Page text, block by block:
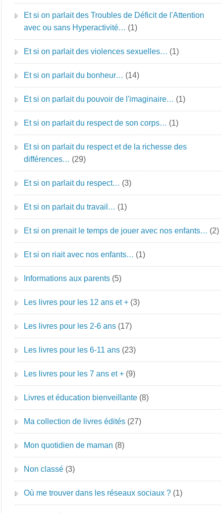
Et si on parlait des Troubles de Déficit de l'Attention
avec ou sans Hyperactivité… (1)
Et si on parlait des violences sexuelles… (1)
Et si on parlait du bonheur… (14)
Et si on parlait du pouvoir de l'imaginaire… (1)
Et si on parlait du respect de son corps… (1)
Et si on parlait du respect et de la richesse des
différences… (29)
Et si on parlait du respect… (3)
Et si on parlait du travail… (1)
Et si on prenait le temps de jouer avec nos enfants… (2)
Et si on riait avec nos enfants… (1)
Informations aux parents (5)
Les livres pour les 12 ans et + (3)
Les livres pour les 2-6 ans (17)
Les livres pour les 6-11 ans (23)
Les livres pour les 7 ans et + (9)
Livres et éducation bienveillante (8)
Ma collection de livres édités (27)
Mon quotidien de maman (8)
Non classé (3)
Où me trouver dans les réseaux sociaux ? (1)